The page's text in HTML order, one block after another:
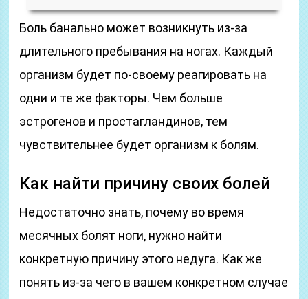
Боль банально может возникнуть из-за
длительного пребывания на ногах. Каждый
организм будет по-своему реагировать на
одни и те же факторы. Чем больше
эстрогенов и простагландинов, тем
чувствительнее будет организм к болям.
Как найти причину своих болей
Недостаточно знать, почему во время
месячных болят ноги, нужно найти
конкретную причину этого недуга. Как же
понять из-за чего в вашем конкретном случае